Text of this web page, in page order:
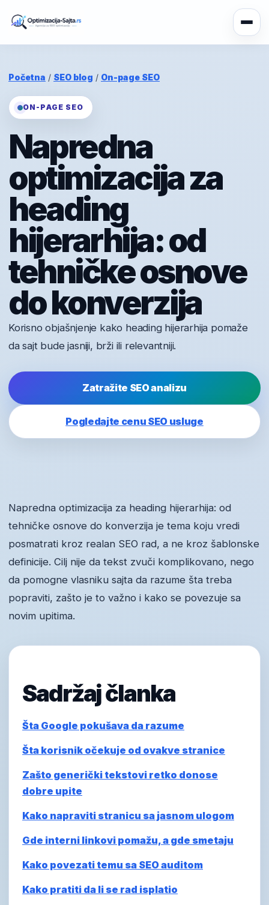
Početna / SEO blog / On-page SEO
ON-PAGE SEO
Napredna
optimizacija za
heading
hijerarhija: od
tehničke osnove
do konverzija
Korisno objašnjenje kako heading hijerarhija pomaže
da sajt bude jasniji, brži ili relevantniji.
Zatražite SEO analizu
Pogledajte cenu SEO usluge
Napredna optimizacija za heading hijerarhija: od
tehničke osnove do konverzija je tema koju vredi
posmatrati kroz realan SEO rad, a ne kroz šablonske
definicije. Cilj nije da tekst zvuči komplikovano, nego
da pomogne vlasniku sajta da razume šta treba
popraviti, zašto je to važno i kako se povezuje sa
novim upitima.
Sadržaj članka
Šta Google pokušava da razume
Šta korisnik očekuje od ovakve stranice
Zašto generički tekstovi retko donose
dobre upite
Kako napraviti stranicu sa jasnom ulogom
Gde interni linkovi pomažu, a gde smetaju
Kako povezati temu sa SEO auditom
Kako pratiti da li se rad isplatio